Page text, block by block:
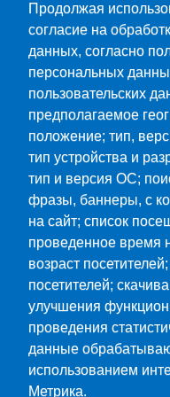
Категории:Новости
Предыдущая Запись
Ставропольский
Колледж Связи
Грантовом Конкурсе
Проекта
Мобильн.
Продолжая
согласие на
данных, согласно
персональных
пользовательских
предполагаемое
положение; тип,
тип устройства и
тип и версия ОС;
фразы, баннеры, с
на сайт; список
проведенное время
возраст
посетителей;
улучшения
проведения
данные
использованием
Метрика.